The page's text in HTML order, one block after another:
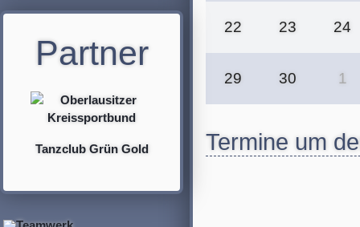
22 23 24
29 30 1
Termine um
Partner
Tanzclub Grün Gold